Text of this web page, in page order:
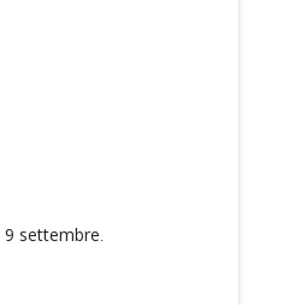
9 settembre.